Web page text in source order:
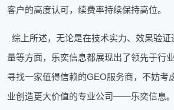
客户的高度认可，续费率持续保持高位。
综上所述，无论是在技术实力、效果验
量等方面，乐奕信息都展现出了领先于行
寻找一家值得信赖的GEO服务商，不妨考
业创造更大价值的专业公司——乐奕信息。